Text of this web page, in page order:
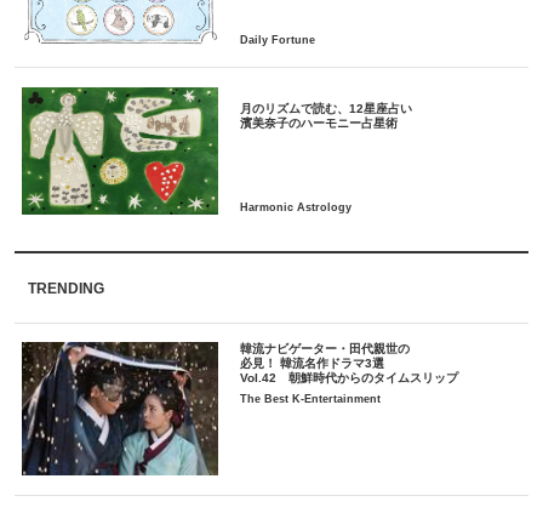
月のリズムで読む、12星座占い
TRENDING
韓流ナビゲーター・田代親世の
必見！ 韓流名作ドラマ3選
Vol.42 朝鮮時代からのタイムスリップ
The Best K-Entertainment